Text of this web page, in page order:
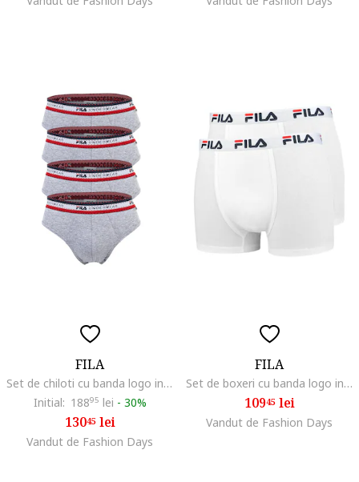
FILA
Set de chiloti cu banda logo in talie - 4 perechi, Gri
Initial: 18895 lei - 30%
13045lei
Vandut de Fashion Days
FILA
Set de boxeri cu banda logo in talie - 2 perechi
10945lei
Vandut de Fashion Days